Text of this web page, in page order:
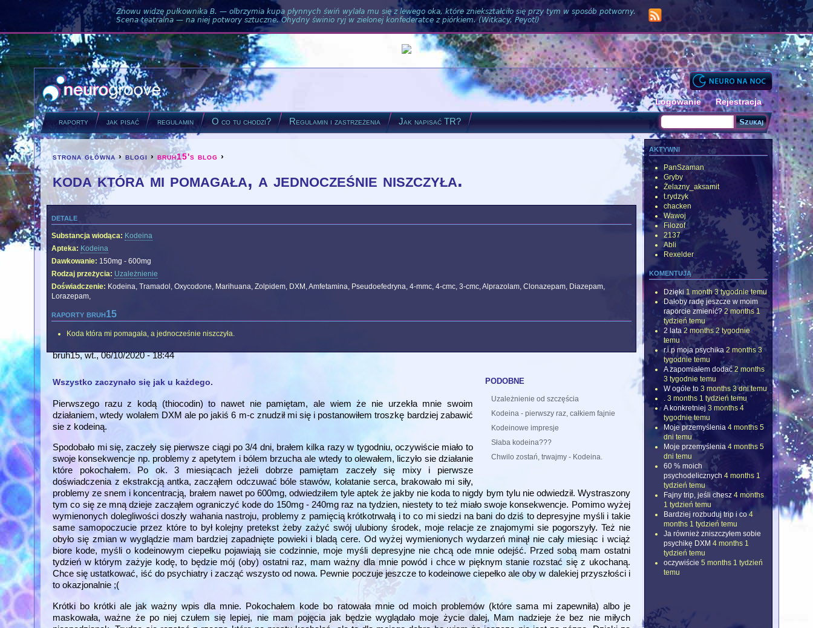
Znowu widzę pułkownika B. — olbrzymia kupa płynnych świń wylała mu się z lewego oka, które zniekształciło się przy tym w sposób potworny.
Scena teatralna — na niej potwory sztuczne. Ohydny świnio ryj w zielonej konfederatce z piórkiem. (Witkacy, Peyotl)
Logowanie Rejestracja
raporty jak pisać regulamin O co tu chodzi? Regulamin i zastrzeżenia Jak napisać TR?
Formularz wyszukiwania
you are here
strona główna ›blogi ›bruh15's blog ›
koda która mi pomagała, a jednocześnie niszczyła.
detale
Substancja wiodąca: Kodeina
Apteka: Kodeina
Dawkowanie: 150mg - 600mg
Rodzaj przeżycia: Uzależnienie
Doświadczenie: Kodeina, Tramadol, Oxycodone, Marihuana, Zolpidem, DXM, Amfetamina, Pseudoefedryna, 4-mmc, 4-cmc, 3-cmc, Alprazolam, Clonazepam, Diazepam,
Lorazepam,
raporty bruh15
Koda która mi pomagała, a jednocześnie niszczyła.
bruh15, wt., 06/10/2020 - 18:44
podobne
Uzależnienie od szczęścia
Kodeina - pierwszy raz, całkiem fajnie
Kodeinowe impresje
Słaba kodeina???
Chwilo zostań, trwajmy - Kodeina.
Wszystko zaczynało się jak u każdego.
Pierwszego razu z kodą (thiocodin) to nawet nie pamiętam, ale wiem że nie urzekła mnie swoim
działaniem, wtedy wolałem DXM ale po jakiś 6 m-c znudził mi się i postanowiłem troszkę bardziej zabawić
sie z kodeiną.
Spodobało mi się, zaczeły się pierwsze ciągi po 3/4 dni, brałem kilka razy w tygodniu, oczywiście miało to
swoje konsekwencje np. problemy z apetytem i bólem brzucha ale wtedy to olewałem, liczyło sie działanie
które pokochałem. Po ok. 3 miesiącach jeżeli dobrze pamiętam zaczeły się mixy i pierwsze
doświadczenia z ekstrakcją antka, zacząłem odczuwać bóle stawów, kołatanie serca, brakowało mi siły,
problemy ze snem i koncentracją, brałem nawet po 600mg, odwiedziłem tyle aptek że jakby nie koda to nigdy bym tylu nie odwiedził. Wystraszony
tym co się ze mną dzieje zacząłem ograniczyć kode do 150mg - 240mg raz na tydzien, niestety to też miało swoje konsekwencje. Pomimo wyżej
wymienonych dolegliwości doszły wahania nastroju, problemy z pamięcią krótkotrwałą i to co mi siedzi na bani do dziś to depresyjne myśli i takie
same samopoczucie przez które to był kolejny pretekst żeby zażyć swój ulubiony środek, moje relacje ze znajomymi sie pogorszyły. Też nie
obyło się zmian w wyglądzie mam bardziej zapadnięte powieki i bladą cere. Od wyżej wymienionych wydarzeń minął nie cały miesiąc i wciąż
biore kode, myśli o kodeinowym ciepełku pojawiają sie codzinnie, moje myśli depresyjne nie chcą ode mnie odejść. Przed sobą mam ostatni
tydzień w którym zażyje kodę, to będzie mój (oby) ostatni raz, mam ważny dla mnie powód i chce w pięknym stanie rozstać się z ukochaną.
Chce się ustatkować, iść do psychiatry i zacząć wszysto od nowa. Pewnie poczuje jeszcze to kodeinowe ciepełko ale oby w dalekiej przyszłości i
to okazjonalnie ;(
Krótki bo krótki ale jak ważny wpis dla mnie. Pokochałem kode bo ratowała mnie od moich problemów (które sama mi zapewniła) albo je
maskowała, ważne że po niej czułem się lepiej, nie mam pojęcia jak będzie wyglądało moje życie dalej, Mam nadzieje że bez nie miłych
aktywni
PanSzaman
Gryby
Żelazny_aksamit
t.rydzyk
chacken
Wawoj
Filozof
2137
Abli
Rexelder
komentują
Dzięki 1 month 3 tygodnie temu
Dałoby radę jeszcze w moim
raporcie zmienić? 2 months 1
tydzień temu
2 lata 2 months 2 tygodnie
temu
r.i.p moja psychika 2 months 3
tygodnie temu
A zapomiałem dodać 2 months
3 tygodnie temu
W ogóle to 3 months 3 dni temu
3 months 1 tydzień temu
A konkretniej 3 months 4
tygodnie temu
Moje przemyślenia 4 months 5
dni temu
Moje przemyślenia 4 months 5
dni temu
60 % moich
psychodelicznych 4 months 1
tydzień temu
Fajny trip, jeśli chesz 4 months
1 tydzień temu
Bardziej rozbuduj trip i co 4
months 1 tydzień temu
Ja również zniszczyłem sobie
psychikę DXM 4 months 1
tydzień temu
oczywiście 5 months 1 tydzień
temu